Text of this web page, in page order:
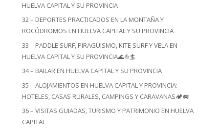
HUELVA CAPITAL Y SU PROVINCIA
32 – DEPORTES PRACTICADOS EN LA MONTAÑA Y
ROCÓDROMOS EN HUELVA CAPITAL Y SU PROVINCIA
33 – PADDLE SURF, PIRAGÜISMO, KITE SURF Y VELA EN
HUELVA CAPITAL Y SU PROVINCIA🌊⛵🏄
34 – BAILAR EN HUELVA CAPITAL Y SU PROVINCIA
35 – ALOJAMIENTOS EN HUELVA CAPITAL Y PROVINCIA:
HOTELES, CASAS RURALES, CAMPINGS Y CARAVANAS🏕️🚐
36 – VISITAS GUIADAS, TURISMO Y PATRIMONIO EN HUELVA
CAPITAL